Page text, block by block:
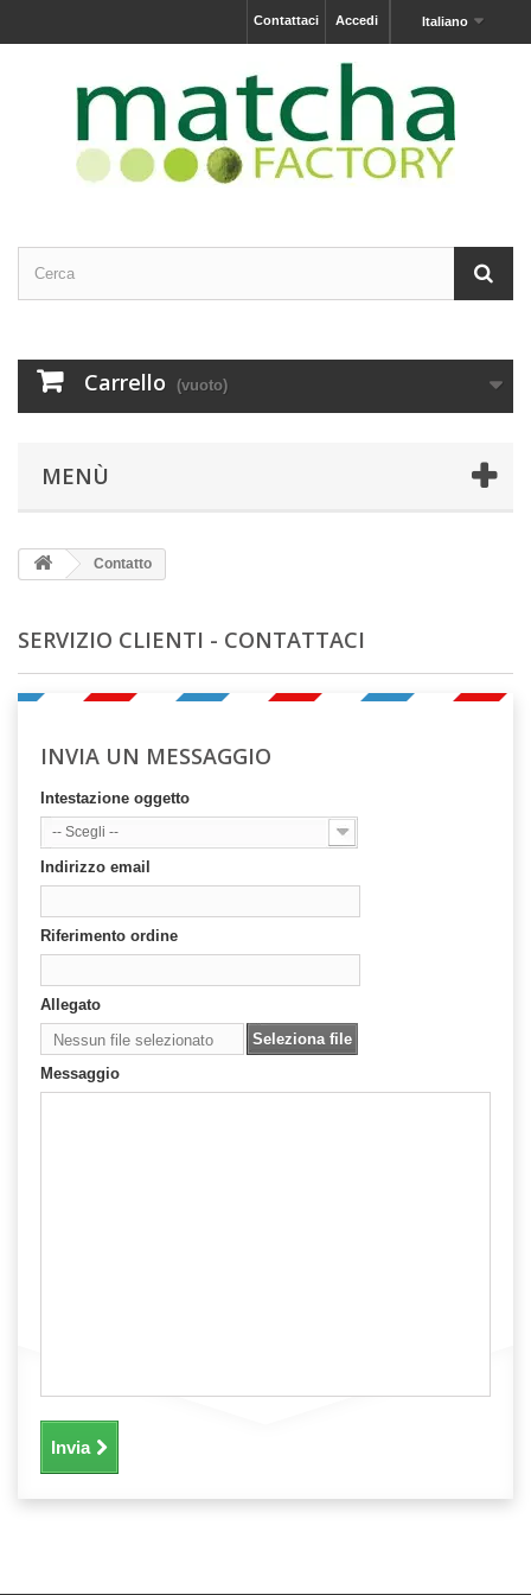
Italiano
Accedi
Contattaci
Carrello (vuoto)
MENÙ
Contatto
SERVIZIO CLIENTI - CONTATTACI
INVIA UN MESSAGGIO
Intestazione oggetto
-- Scegli --
Indirizzo email
Riferimento ordine
Allegato
Nessun file selezionato
Seleziona file
Messaggio
Invia